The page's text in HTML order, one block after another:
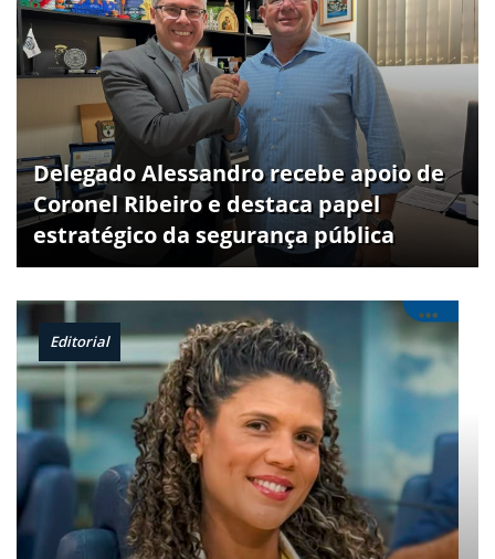
Delegado Alessandro recebe apoio de
Coronel Ribeiro e destaca papel
estratégico da segurança pública
Editorial